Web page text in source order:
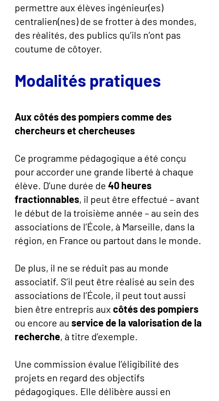
permettre aux élèves ingénieur(es)
centralien(nes) de se frotter à des mondes,
des réalités, des publics qu’ils n’ont pas
coutume de côtoyer.
Modalités pratiques
Aux côtés des pompiers comme des
chercheurs et chercheuses
Ce programme pédagogique a été conçu
pour accorder une grande liberté à chaque
élève. D’une durée de 40 heures
fractionnables, il peut être effectué – avant
le début de la troisième année – au sein des
associations de l’École, à Marseille, dans la
région, en France ou partout dans le monde.
De plus, il ne se réduit pas au monde
associatif. S’il peut être réalisé au sein des
associations de l’École, il peut tout aussi
bien être entrepris aux côtés des pompiers
ou encore au service de la valorisation de la
recherche, à titre d’exemple.
Une commission évalue l’éligibilité des
projets en regard des objectifs
pédagogiques. Elle délibère aussi en